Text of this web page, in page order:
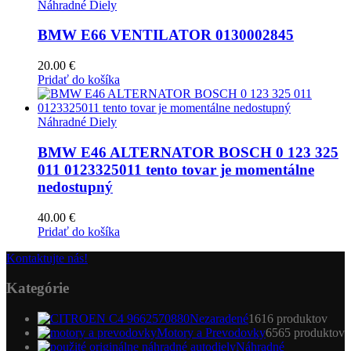
Náhradné Diely
BMW E66 VENTILATOR 0130002845
20.00 €
Pridať do košíka
Náhradné Diely
BMW E46 ALTERNATOR BOSCH 0 123 325
011 0123325011 tento tovar je momentálne
nedostupný
40.00 €
Pridať do košíka
Kontaktujte nás!
Kategórie
Nezaradené1616 produktov
Motory a Prevodovky6565 produktov
Náhradné